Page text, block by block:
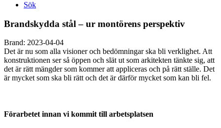
Sök
Brandskydda stål – ur montörens perspektiv
Brand: 2023-04-04
Det är nu som alla visioner och bedömningar ska bli verklighet. Att
konstruktionen ser så öppen och slät ut som arkitekten tänkte sig, att
det är rätt mängder som kommer att appliceras och på rätt ställe. Det
är mycket som ska bli rätt och det är därför mycket som kan bli fel.
Förarbetet innan vi kommit till arbetsplatsen